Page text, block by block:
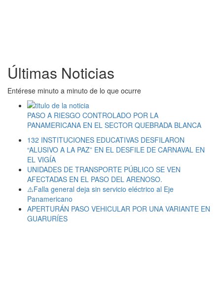
Últimas Noticias
Entérese minuto a minuto de lo que ocurre
PASO A RIESGO CONTROLADO POR LA
PANAMERICANA EN EL SECTOR QUEBRADA BLANCA
132 INSTITUCIONES EDUCATIVAS DESFILARON
“ALUSIVO A LA PAZ” EN EL DESFILE DE CARNAVAL EN
EL VIGÍA
UNIDADES DE TRANSPORTE PÚBLICO SE VEN
AFECTADAS EN EL PASO DEL ARENOSO.
⚠️Falla general deja sin servicio eléctrico al Eje
Panamericano
APERTURÁN PASO VEHICULAR POR UNA VARIANTE EN
GUARURÍES